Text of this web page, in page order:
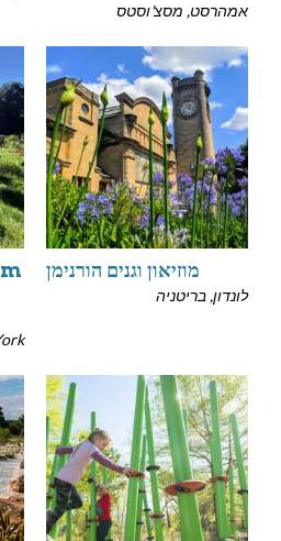
אמהרסט, מסצ'וסטס
מוזיאון וגנים הורנימן
לונדון, בריטניה